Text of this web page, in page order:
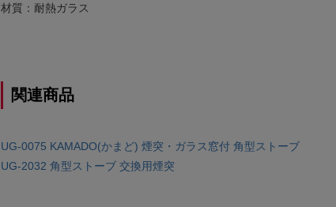
材質：耐熱ガラス
関連商品
UG-0075 KAMADO(かまど) 煙突・ガラス窓付 角型ストーブ
UG-2032 角型ストーブ 交換用煙突